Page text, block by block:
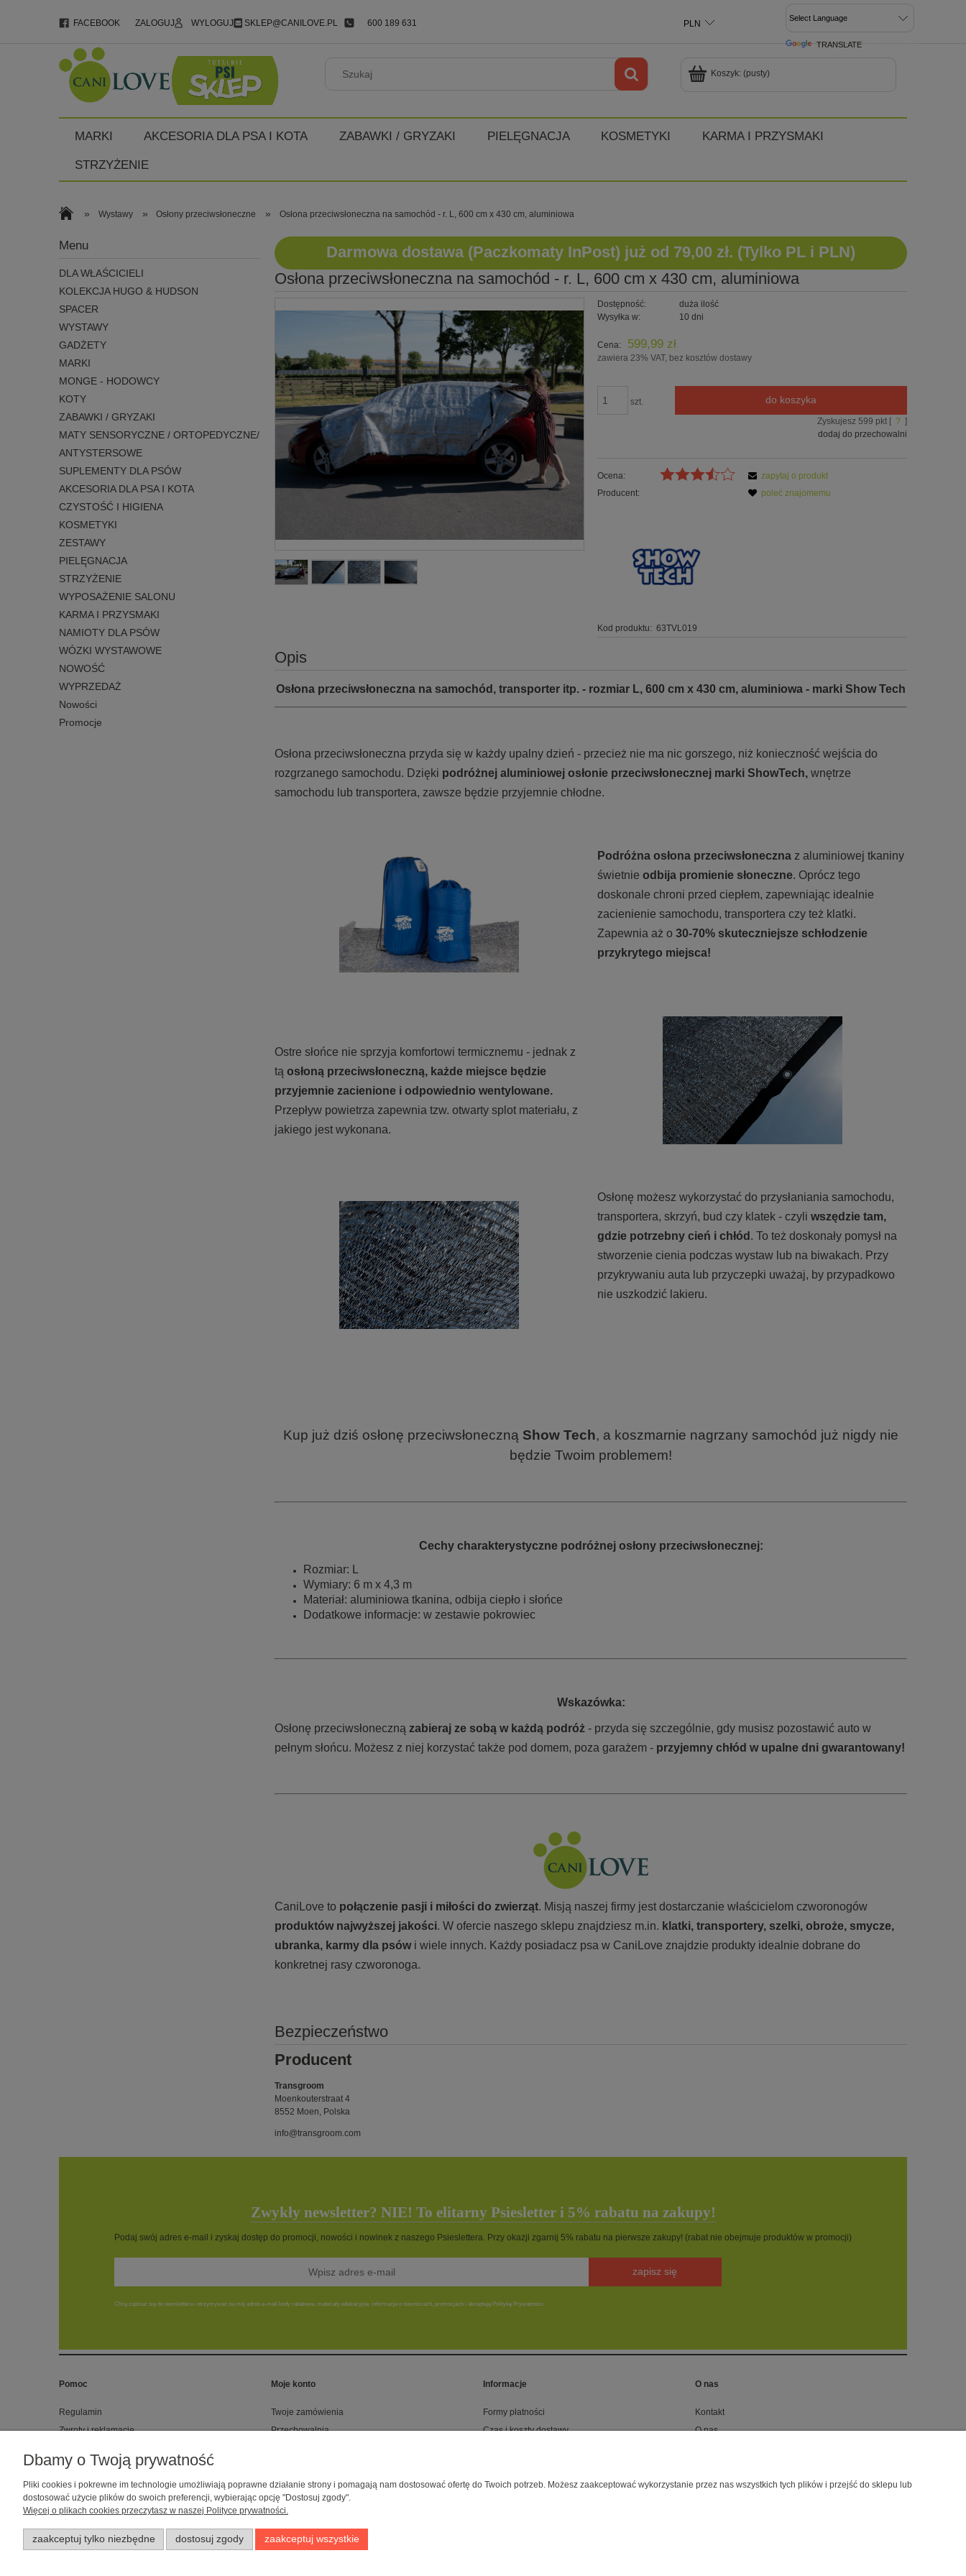
FACEBOOK 600 189 631
SKLEP@CANILOVE.PL
WYLOGUJ
ZALOGUJ
POWERED BY
TRANSLATE
Koszyk: (pusty)
MARKI AKCESORIA DLA PSA I KOTA ZABAWKI / GRYZAKI PIELĘGNACJA KOSMETYKI KARMA I PRZYSMAKI
STRZYŻENIE
» Wystawy » Osłony przeciwsłoneczne » Osłona przeciwsłoneczna na samochód - r. L, 600 cm x 430 cm, aluminiowa
Menu
DLA WŁAŚCICIELI
KOLEKCJA HUGO & HUDSON
SPACER
WYSTAWY
GADŻETY
MARKI
MONGE - HODOWCY
KOTY
ZABAWKI / GRYZAKI
MATY SENSORYCZNE / ORTOPEDYCZNE/
ANTYSTERSOWE
SUPLEMENTY DLA PSÓW
AKCESORIA DLA PSA I KOTA
CZYSTOŚĆ I HIGIENA
KOSMETYKI
ZESTAWY
PIELĘGNACJA
STRZYŻENIE
WYPOSAŻENIE SALONU
KARMA I PRZYSMAKI
NAMIOTY DLA PSÓW
WÓZKI WYSTAWOWE
NOWOŚĆ
WYPRZEDAŻ
Nowości
Promocje
Darmowa dostawa (Paczkomaty InPost) już od 79,00 zł. (Tylko PL i PLN)
Osłona przeciwsłoneczna na samochód - r. L, 600 cm x 430 cm, aluminiowa
Dostępność:
duża ilość
Wysyłka w:
10 dni
Cena: 599,99 zł
zawiera 23% VAT, bez kosztów dostawy
szt. do koszyka
Zyskujesz 599 pkt [ ? ]
dodaj do przechowalni
Ocena:
Producent:
Kod produktu: 63TVL019
zapytaj o produkt
poleć znajomemu
Opis
Osłona przeciwsłoneczna na samochód, transporter itp. - rozmiar L, 600 cm x 430 cm, aluminiowa - marki Show Tech
Osłona przeciwsłoneczna przyda się w każdy upalny dzień - przecież nie ma nic gorszego, niż konieczność wejścia do
rozgrzanego samochodu. Dzięki podróżnej aluminiowej osłonie przeciwsłonecznej marki ShowTech, wnętrze
samochodu lub transportera, zawsze będzie przyjemnie chłodne.
Podróżna osłona przeciwsłoneczna z aluminiowej tkaniny
świetnieodbija promienie słoneczne. Oprócz tego
doskonale chroni przed ciepłem, zapewniając idealnie
zacienienie samochodu, transportera czy też klatki.
Zapewnia aż o30-70% skuteczniejsze schłodzenie
przykrytego miejsca!
Ostre słońce nie sprzyja komfortowi termicznemu - jednak z
tą osłoną przeciwsłoneczną, każde miejsce będzie
przyjemnie zacienione i odpowiednio wentylowane.
Przepływ powietrza zapewnia tzw. otwarty splot materiału, z
jakiego jest wykonana.
Osłonę możesz wykorzystać do przysłaniania samochodu,
transportera, skrzyń, bud czy klatek - czyliwszędzie tam,
gdzie potrzebny cień i chłód . To też doskonały pomysł na
stworzenie cienia podczas wystaw lub na biwakach. Przy
przykrywaniu auta lub przyczepki uważaj, by przypadkowo
nie uszkodzić lakieru.
Kup już dziś osłonę przeciwsłoneczną Show Tech, a koszmarnie nagrzany samochód już nigdy nie
będzie Twoim problemem!
Cechy charakterystyczne podróżnej osłony przeciwsłonecznej:
Rozmiar: L
Wymiary: 6 m x 4,3 m
Materiał: aluminiowa tkanina, odbija ciepło i słońce
Dodatkowe informacje: w zestawie pokrowiec
Wskazówka:
Osłonę przeciwsłoneczną zabieraj ze sobą w każdą podróż - przyda się szczególnie, gdy musisz pozostawić auto w
pełnym słońcu. Możesz z niej korzystać także pod domem, poza garażem - przyjemny chłód w upalne dni gwarantowany!
CaniLove to połączenie pasji i miłości do zwierząt. Misją naszej firmy jest dostarczanie właścicielom czworonogów
produktów najwyższej jakości. W ofercie naszego sklepu znajdziesz m.in. klatki, transportery, szelki, obroże, smycze,
ubranka, karmy dla psówi wiele innych. Każdy posiadacz psa w CaniLove znajdzie produkty idealnie dobrane do
konkretnej rasy czworonoga.
Bezpieczeństwo
Producent
Transgroom
Moenkouterstraat 4
8552 Moen, Polska
info@transgroom.com
Zwykły newsletter? NIE! To elitarny Psiesletter i 5% rabatu na zakupy!
Podaj swój adres e-mail i zyskaj dostęp do promocji, nowości i nowinek z naszego Psieslettera. Przy okazji zgarnij 5% rabatu na pierwsze zakupy! (rabat nie obejmuje produktów w promocji)
zapisz się
Chcę zapisać się do newslettera i otrzymywać na mój adres e-mail kody rabatowe, materiały edukacyjne, informacje o nowościach, promocjach i akceptuję Politykę Prywatności.
Pomoc
Regulamin
Zwroty i reklamacje
Raty
Moje konto
Twoje zamówienia
Przechowalnia
Informacje
Formy płatności
Czas i koszty dostawy
O nas
Kontakt
O nas
Sklep dla psów caniLOVE| NIP: 5251057141 | ul. Strzelecka 54/56, 64-010 Krzywiń, woj. wielkopolskie | telefon: 600 189 631, e-mail:sklep@canilove.pl
Dbamy o Twoją prywatność
Pliki cookies i pokrewne im technologie umożliwiają poprawne działanie strony i pomagają nam dostosować ofertę do Twoich potrzeb. Możesz zaakceptować wykorzystanie przez nas wszystkich tych plików i przejść do sklepu lub
dostosować użycie plików do swoich preferencji, wybierając opcję "Dostosuj zgody".
Więcej o plikach cookies przeczytasz w naszej Polityce prywatności.
zaakceptuj tylko niezbędne dostosuj zgody zaakceptuj wszystkie